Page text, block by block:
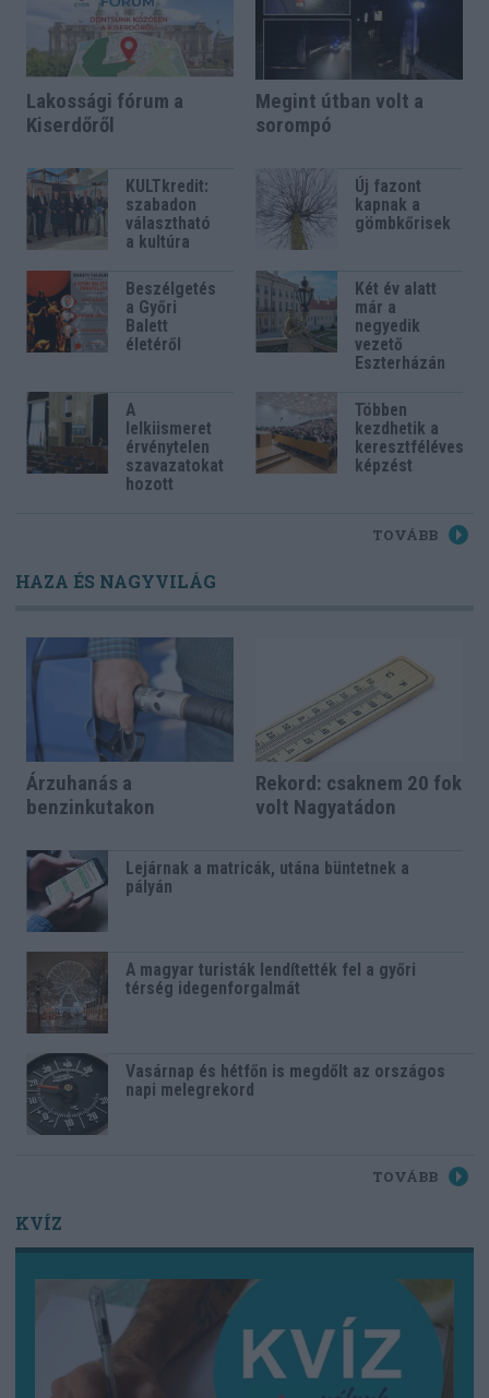
Lakossági fórum a
Kiserdőről
Megint útban volt a
sorompó
KULTkredit:
szabadon
választható
a kultúra
Új fazont
kapnak a
gömbkőrisek
Beszélgetés
a Győri
Balett
életéről
Két év alatt
már a
negyedik
vezető
Eszterházán
A
lelkiismeret
érvénytelen
szavazatokat
hozott
Többen
kezdhetik a
keresztféléves
képzést
TOVÁBB
HAZA ÉS NAGYVILÁG
Árzuhanás a
benzinkutakon
Rekord: csaknem 20 fok
volt Nagyatádon
Lejárnak a matricák, utána büntetnek a
pályán
A magyar turisták lendítették fel a győri
térség idegenforgalmát
Vasárnap és hétfőn is megdőlt az országos
napi melegrekord
TOVÁBB
KVÍZ